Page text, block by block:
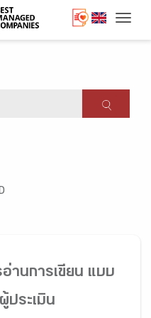
านการเขียน แบบ
ประเมิน